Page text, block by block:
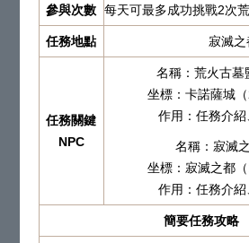
參與次數 每天可最多成功挑戰2次
任務地點 寂滅之
任務關鍵
NPC
名稱：荒火古墓
坐標：卡諾薩城（
作用：任務介
名稱：寂滅
坐標：寂滅之都（
作用：任務介
簡要任務攻略